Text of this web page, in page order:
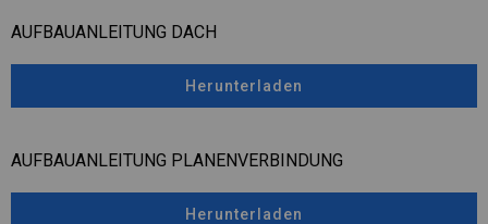
AUFBAUANLEITUNG DACH
Herunterladen
AUFBAUANLEITUNG PLANENVERBINDUNG
Herunterladen